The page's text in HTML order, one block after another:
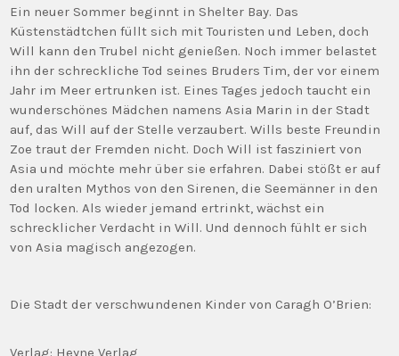
Ein neuer Sommer beginnt in Shelter Bay. Das
Küstenstädtchen füllt sich mit Touristen und Leben, doch
Will kann den Trubel nicht genießen. Noch immer belastet
ihn der schreckliche Tod seines Bruders Tim, der vor einem
Jahr im Meer ertrunken ist. Eines Tages jedoch taucht ein
wunderschönes Mädchen namens Asia Marin in der Stadt
auf, das Will auf der Stelle verzaubert. Wills beste Freundin
Zoe traut der Fremden nicht. Doch Will ist fasziniert von
Asia und möchte mehr über sie erfahren. Dabei stößt er auf
den uralten Mythos von den Sirenen, die Seemänner in den
Tod locken. Als wieder jemand ertrinkt, wächst ein
schrecklicher Verdacht in Will. Und dennoch fühlt er sich
von Asia magisch angezogen.
Die Stadt der verschwundenen Kinder von Caragh O’Brien:
Verlag: Heyne Verlag